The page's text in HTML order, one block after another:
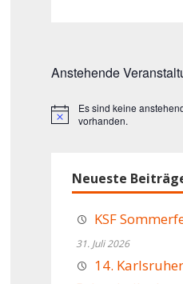
Anstehende
Hinweis
Es sind keine
vorhanden.
Neueste
KSF
31. Juli 2026
14.